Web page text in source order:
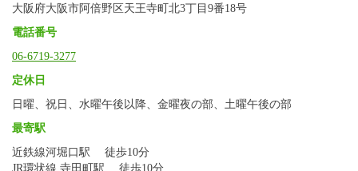
大阪府大阪市阿倍野区天王寺町北3丁目9番18号
電話番号
06-6719-3277
定休日
日曜、祝日、水曜午後以降、金曜夜の部、土曜午後の部
最寄駅
近鉄線河堀口駅 徒歩10分
JR環状線 寺田町駅 徒歩10分